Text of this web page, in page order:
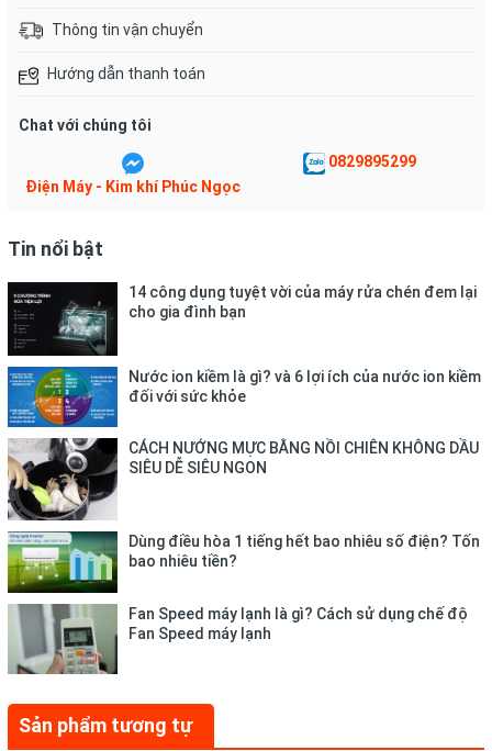
Đầu đốtbếp gas đôi
chống bào mòn, không
biến dạng dưới nhiệt độ cao từ
bếp, siêu bền
Cho ngọn lửa xanh khi cháy, nấu ăn tiết kiệm gas với lượng gas
tiêu thụ 0.44 kg/h/ 2 lò.
Mặt bếp bằng kính cường lực
sáng bóng,hạn chế trầy xước,
Thông tin vận chuyển
Hướng dẫn thanh toán
Chat với chúng tôi
Điện Máy - Kim khí Phúc Ngọc
0829895299
Tin nổi bật
14 công dụng tuyệt vời của máy rửa chén đem lại
cho gia đình bạn
Nước ion kiềm là gì? và 6 lợi ích của nước ion kiềm
đối với sức khỏe
CÁCH NƯỚNG MỰC BẰNG NỒI CHIÊN KHÔNG DẦU
SIÊU DỄ SIÊU NGON
Dùng điều hòa 1 tiếng hết bao nhiêu số điện? Tốn
bao nhiêu tiền?
Fan Speed máy lạnh là gì? Cách sử dụng chế độ
Fan Speed máy lạnh
Sản phẩm tương tự